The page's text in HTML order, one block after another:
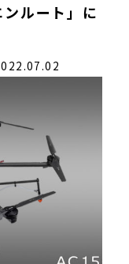
ルート」に